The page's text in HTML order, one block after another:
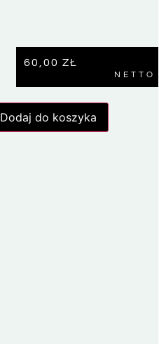
60,00 ZŁ
NETTO
Dodaj do koszyka